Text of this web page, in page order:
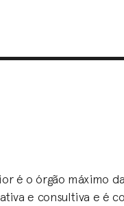
é o órgão máximo
e consultiva e é